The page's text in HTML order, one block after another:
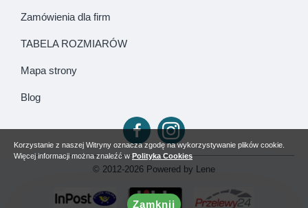
Zamówienia dla firm
TABELA ROZMIARÓW
Mapa strony
Blog
© 2012-2026 Powered by Lene
Zamknij
Korzystanie z naszej Witryny oznacza zgodę na wykorzystywanie plików cookie.
Więcej informacji można znaleźć wPolityka Cookies